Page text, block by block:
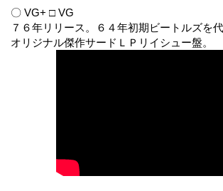
〇 VG+ □ VG
７６年リリース。６４年初期ビートルズを
オリジナル傑作サードＬＰリイシュー盤。